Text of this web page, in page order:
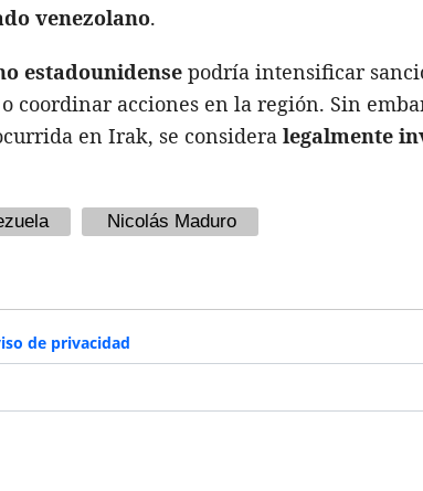
venezolano.
estadounidense podría intensificar
o coordinar acciones en la región. Sin
en Irak, se considera legalmente
Nicolás Maduro
de privacidad